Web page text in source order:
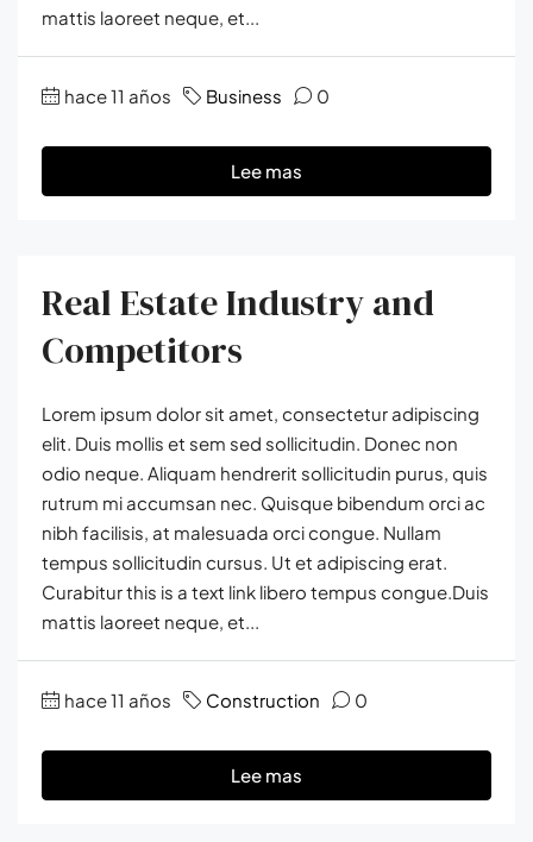
mattis laoreet neque, et...
hace 11 años Business 0
Lee mas
Real Estate Industry and
Competitors
Lorem ipsum dolor sit amet, consectetur adipiscing
elit. Duis mollis et sem sed sollicitudin. Donec non
odio neque. Aliquam hendrerit sollicitudin purus, quis
rutrum mi accumsan nec. Quisque bibendum orci ac
nibh facilisis, at malesuada orci congue. Nullam
tempus sollicitudin cursus. Ut et adipiscing erat.
Curabitur this is a text link libero tempus congue.Duis
mattis laoreet neque, et...
hace 11 años Construction 0
Lee mas